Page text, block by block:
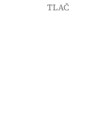
TLAČ